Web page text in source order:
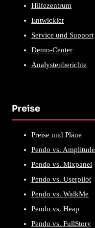
Hilfezentrum
Entwickler
Service und Support
Demo-Center
Analystenberichte
Preise
Preise und Pläne
Pendo vs. Amplitude
Pendo vs. Mixpanel
Pendo vs. Userpilot
Pendo vs. WalkMe
Pendo vs. Heap
Pendo vs. FullStory